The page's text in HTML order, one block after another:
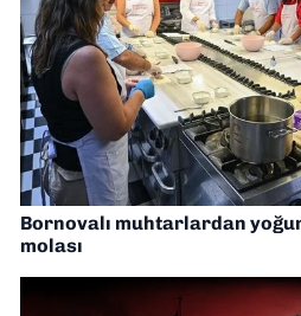
Bornovalı muhtarlardan
molası